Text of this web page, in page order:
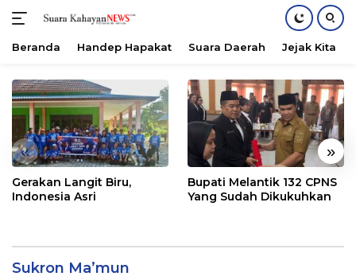
konten
Beranda Handep Hapakat Suara Daerah Jejak Kita
« »
Gerakan Langit Biru,
Indonesia Asri
Bupati Melantik 132 CPNS
Yang Sudah Dikukuhkan
Sukron Ma’mun